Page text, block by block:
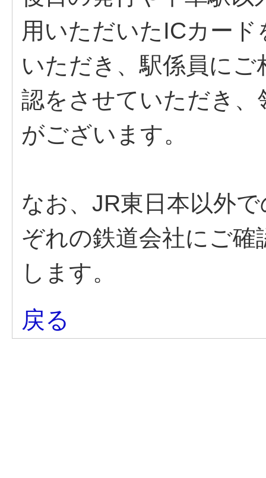
用いただいたICカー
いただき、駅係員に
認をさせていただき
がございます。
なお、JR東日本以外
ぞれの鉄道会社にご
します。
戻る